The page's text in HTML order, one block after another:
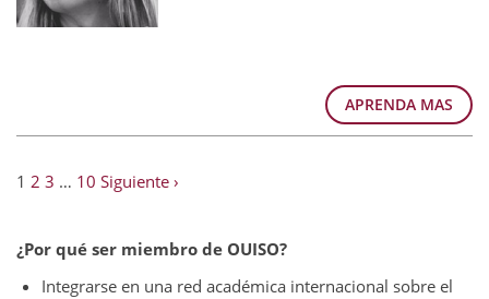
APRENDA MAS
1 2 3 … 10 Siguiente ›
¿Por qué ser miembro de OUISO?
Integrarse en una red académica internacional sobre el